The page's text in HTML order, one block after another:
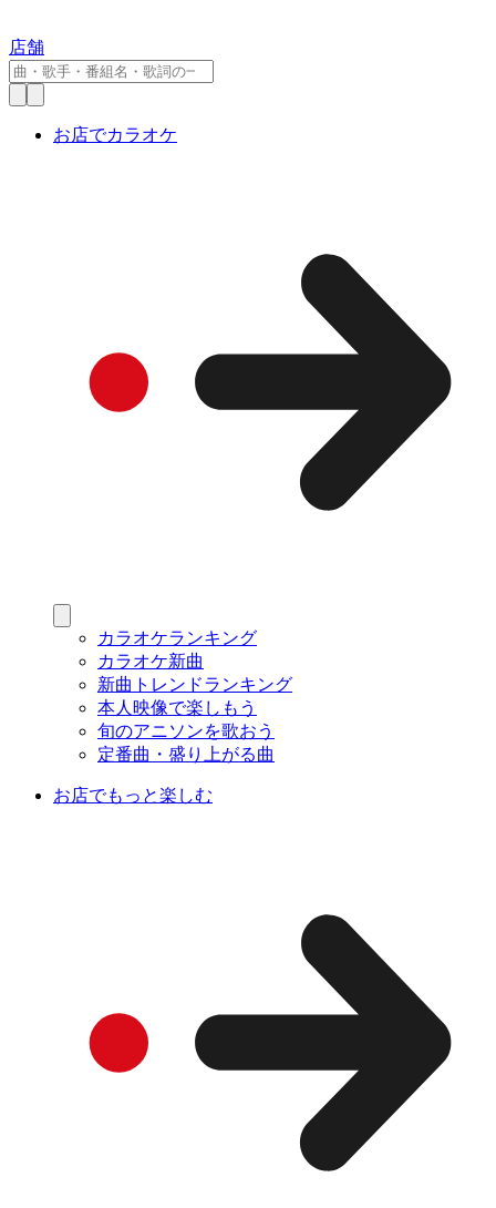
店舗
お店でカラオケ
カラオケランキング
カラオケ新曲
新曲トレンドランキング
本人映像で楽しもう
旬のアニソンを歌おう
定番曲・盛り上がる曲
お店でもっと楽しむ